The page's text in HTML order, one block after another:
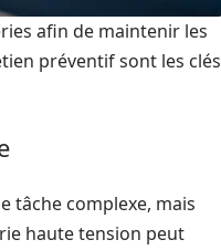
afin de maintenir les
préventif sont les clés
tâche complexe, mais
haute tension peut